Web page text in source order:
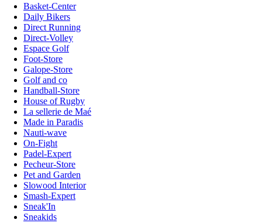
Basket-Center
Daily Bikers
Direct Running
Direct-Volley
Espace Golf
Foot-Store
Galope-Store
Golf and co
Handball-Store
House of Rugby
La sellerie de Maé
Made in Paradis
Nauti-wave
On-Fight
Padel-Expert
Pecheur-Store
Pet and Garden
Slowood Interior
Smash-Expert
Sneak'In
Sneakids